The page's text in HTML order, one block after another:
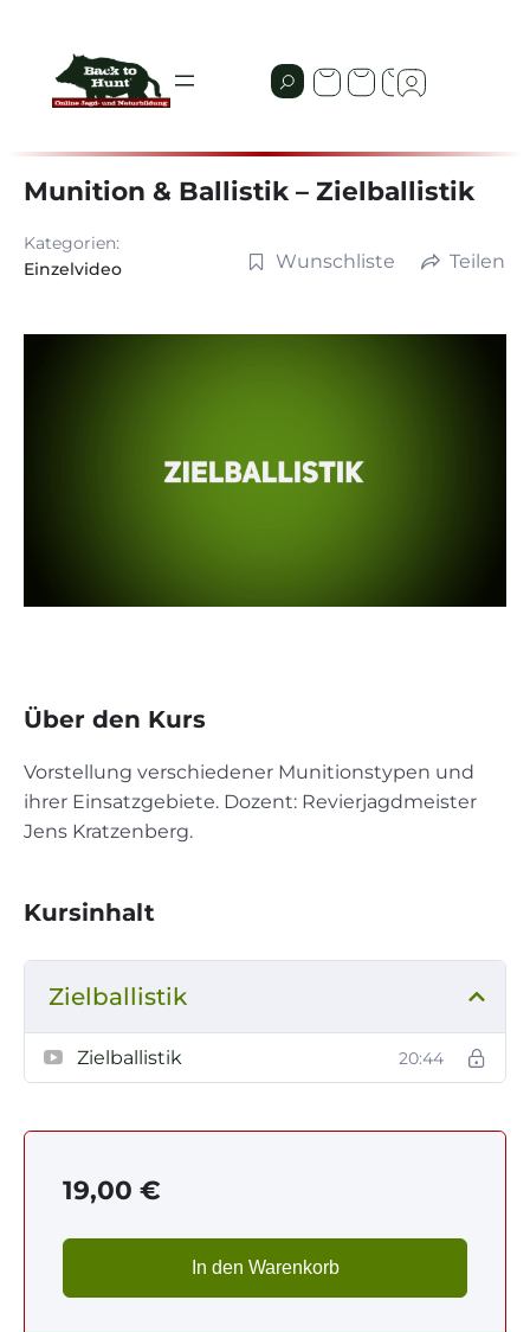
Munition & Ballistik – Zielballistik
Kategorien:
Einzelvideo
Wunschliste Teilen
Über den Kurs
Vorstellung verschiedener Munitionstypen und
ihrer Einsatzgebiete. Dozent: Revierjagdmeister
Jens Kratzenberg.
Kursinhalt
Zielballistik
Zielballistik 20:44
19,00 €
In den Warenkorb